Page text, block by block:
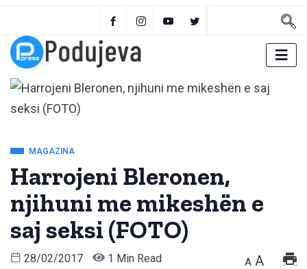
MAGAZINA
Harrojeni Bleronen,
njihuni me mikeshën e
saj seksi (FOTO)
28/02/2017 1 Min Read A A